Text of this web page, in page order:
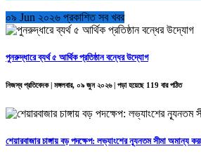
০৯ Jun ২০২৬ প্রকাশিত সব খবর
পুনরুদ্ধারে ব্যর্থ ৫ আর্থিক প্রতিষ্ঠান বন্ধের উদ্যোগ
নিজস্ব প্রতিবেদক | মঙ্গলবার, ০৯ জুন ২০২৬ | পড়া হয়েছে 119 বার পঠিত
শেয়ারবাজার চাঙ্গায় বড় পদক্ষেপ: লভ্যাংশের ন্যূনতম সীমা অমান্য